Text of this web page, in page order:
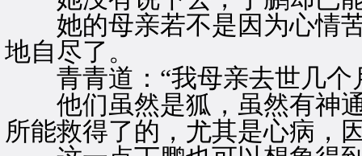
她的母亲若不是因为心情苦
地自尽了。
青青道：“我母亲去世几个
他们虽然是狐，虽然有神通
所能救得了的，尤其是心病，